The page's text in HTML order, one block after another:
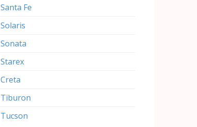
Santa Fe
Solaris
Sonata
Starex
Creta
Tiburon
Tucson